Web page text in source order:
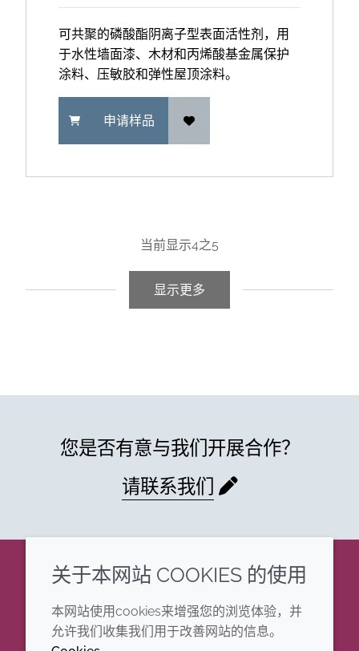
可共聚的磷酸酯阴离子型表面活性剂，用
于水性墙面漆、木材和丙烯酸基金属保护
涂料、压敏胶和弹性屋顶涂料。
申请样品
当前显示4之5
显示更多
您是否有意与我们开展合作？
请联系我们
企业
年度报告
法律信息
条款和条件
关于本网站 COOKIES 的使用
本网站使用cookies来增强您的浏览体验，并
允许我们收集我们用于改善网站的信息。